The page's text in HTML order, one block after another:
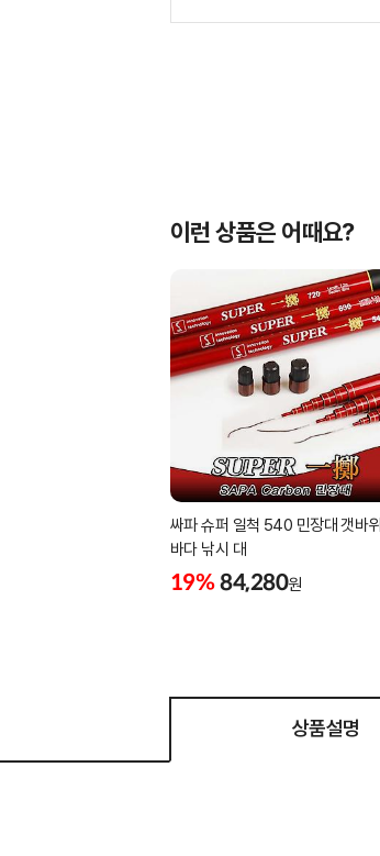
이런 상품은 어때요?
싸파 슈퍼 일척 540 민장대 갯바위
바다 낚시 대
19% 84,280원
상품설명